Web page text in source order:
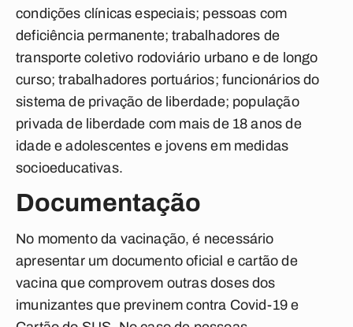
condições clínicas especiais; pessoas com
deficiência permanente; trabalhadores de
transporte coletivo rodoviário urbano e de longo
curso; trabalhadores portuários; funcionários do
sistema de privação de liberdade; população
privada de liberdade com mais de 18 anos de
idade e adolescentes e jovens em medidas
socioeducativas.
Documentação
No momento da vacinação, é necessário
apresentar um documento oficial e cartão de
vacina que comprovem outras doses dos
imunizantes que previnem contra Covid-19 e